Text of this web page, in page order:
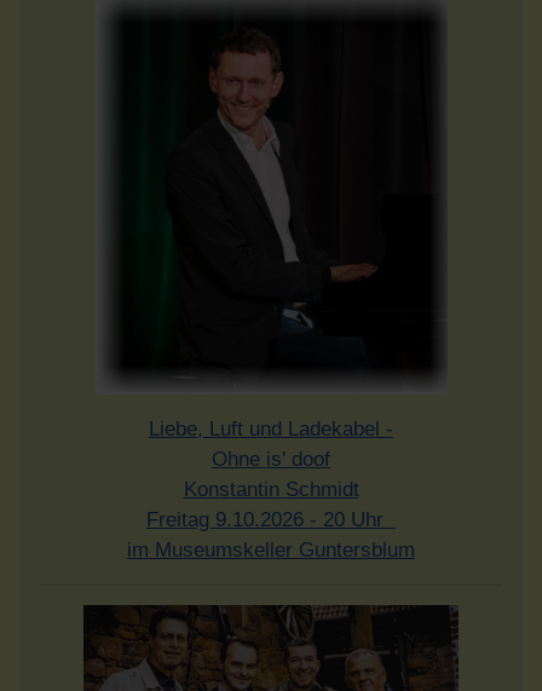
Liebe, Luft und Ladekabel -
Ohne is' doof
Konstantin Schmidt
Freitag 9.10.2026 - 20 Uhr
im Museumskeller Guntersblum